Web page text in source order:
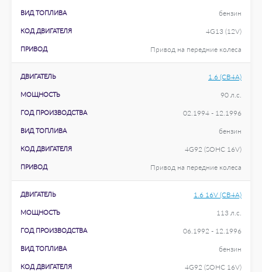
ВИД ТОПЛИВА бензин
КОД ДВИГАТЕЛЯ 4G13 (12V)
ПРИВОД Привод на передние колеса
ДВИГАТЕЛЬ 1.6 (CB4A)
МОЩНОСТЬ 90 л.с.
ГОД ПРОИЗВОДСТВА 02.1994 - 12.1996
ВИД ТОПЛИВА бензин
КОД ДВИГАТЕЛЯ 4G92 (SOHC 16V)
ПРИВОД Привод на передние колеса
ДВИГАТЕЛЬ 1.6 16V (CB4A)
МОЩНОСТЬ 113 л.с.
ГОД ПРОИЗВОДСТВА 06.1992 - 12.1996
ВИД ТОПЛИВА бензин
КОД ДВИГАТЕЛЯ 4G92 (SOHC 16V)